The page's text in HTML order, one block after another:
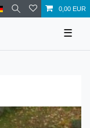
0,00 EUR
☰